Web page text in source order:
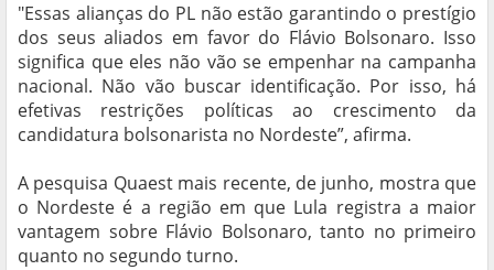
"Essas alianças do PL não estão garantindo o prestígio
dos seus aliados em favor do Flávio Bolsonaro. Isso
significa que eles não vão se empenhar na campanha
nacional. Não vão buscar identificação. Por isso, há
efetivas restrições políticas ao crescimento da
candidatura bolsonarista no Nordeste”, afirma.
A pesquisa Quaest mais recente, de junho, mostra que
o Nordeste é a região em que Lula registra a maior
vantagem sobre Flávio Bolsonaro, tanto no primeiro
quanto no segundo turno.